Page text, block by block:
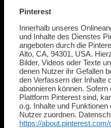
Pinterest
Innerhalb unseres
und Inhalte des Dienstes
angeboten durch die
Alto, CA, 94301, USA.
Bilder, Videos oder Texte
denen Nutzer ihr Gefallen
den Verfassern der Inhalte
abonnieren können.
Plattform Pinterest sind,
o.g. Inhalte und
Nutzer zuordnen.
https://